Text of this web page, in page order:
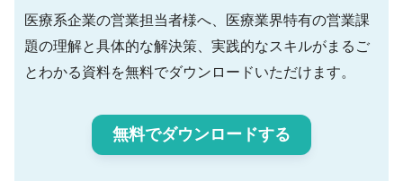
医療系企業の営業担当者様へ、医療業界特有の営業課
題の理解と具体的な解決策、実践的なスキルがまるご
とわかる資料を無料でダウンロードいただけます。
無料でダウンロードする